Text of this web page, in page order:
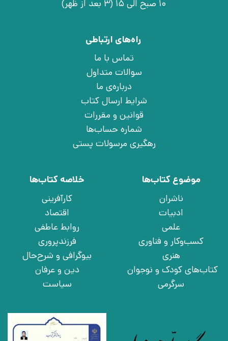
10 صبح الی 15 (3 بعد از ظهر)
راه‌های ارتباطی
تماس با ما
سوالات متداول
درباره‌ی ما
شرایط ارسال کتاب
قوانین و مقررات
شماره حساب‌ها
رهگیری مرسولات پستی
موضوع کتاب‌ها
ناشران
ادبیات
علمی
کسب‌وکار و فناوری
هنری
کتاب‌های کودک و نوجوان
سرگرمی
خلاصه کتاب‌ها
کارآفرینی
اقتصاد
روابط عاطفی
فرزندپروری
بیوگرافی و شرح‌حال
دین و عرفان
سیاست